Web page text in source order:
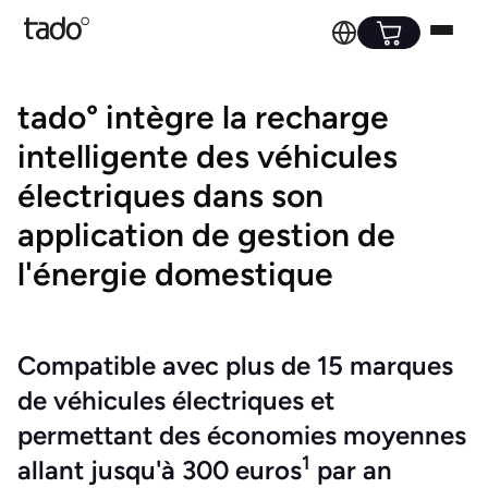
tado° intègre la recharge
intelligente des véhicules
électriques dans son
application de gestion de
l'énergie domestique
Compatible avec plus de 15 marques
de véhicules électriques et
permettant des économies moyennes
allant jusqu'à 300 euros1 par an